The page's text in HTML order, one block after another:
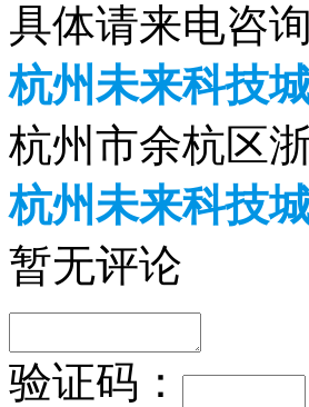
具体请来电咨询
杭州未来科技
杭州市余杭区
杭州未来科技
暂无评论
验证码：